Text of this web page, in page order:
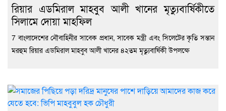
রিয়ার এডমিরাল মাহবুব আলী খানের মৃত্যুবার্ষিকীতে
সিলামে দোয়া মাহফিল
7 বাংলাদেশের নৌবাহিনীর সাবেক প্রধান, সাবেক মন্ত্রী এবং সিলেটের কৃতি সন্তান
মরহুম রিয়ার এডমিরাল মাহবুব আলী খানের ৪২তম মৃত্যুবার্ষিকী উপলক্ষে